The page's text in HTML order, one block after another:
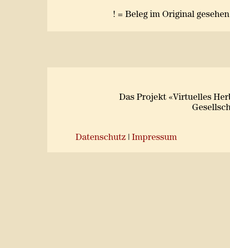
! = Beleg im Original
Das Projekt «Virtuelles
Datenschutz Impressum